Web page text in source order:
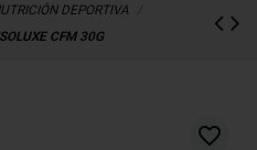
DEPORTIVA
CFM 30G
favorite_border